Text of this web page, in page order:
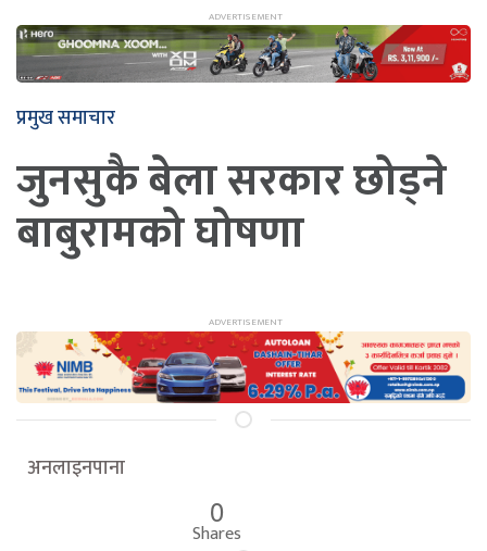
प्रमुख समाचार
जुनसुकै बेला सरकार छोड्ने
बाबुरामको घोषणा
अनलाइनपाना
0
Shares